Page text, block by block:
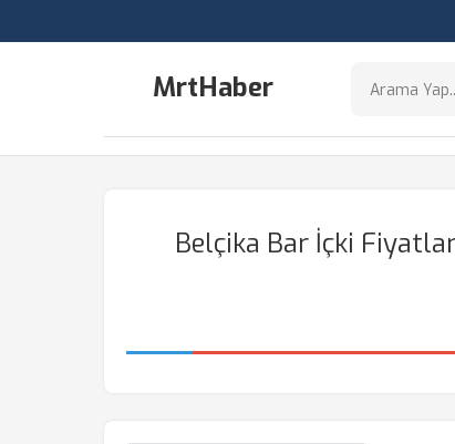
MrtHaber
Belçika Bar İçki